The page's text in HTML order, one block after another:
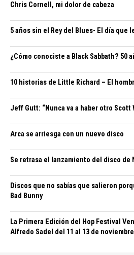
Chris Cornell, mi dolor de cabeza
5 años sin el Rey del Blues- El día que
¿Cómo conociste a Black Sabbath? 50
10 historias de Little Richard – El
Jeff Gutt: “Nunca va a haber otro Scott
Arca se arriesga con un nuevo disco
Se retrasa el lanzamiento del disco de
Discos que no sabías que salieron
Bad Bunny
La Primera Edición del Hop Festival
Alfredo Sadel del 11 al 13 de noviembre